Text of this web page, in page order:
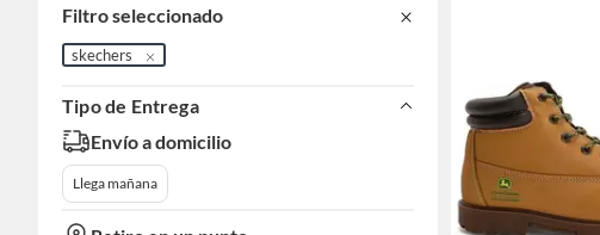
Filtro seleccionado
skechers
Tipo de Entrega
Envío a domicilio
Llega mañana